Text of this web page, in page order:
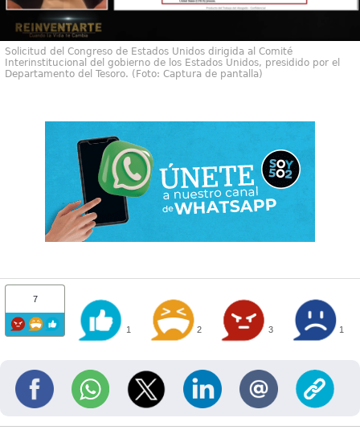
Solicitud del Congreso de Estados Unidos dirigida al Comité
Interinstitucional del gobierno de los Estados Unidos, presidido por el
Departamento del Tesoro. (Foto: Captura de pantalla)
7
1 2 3 1